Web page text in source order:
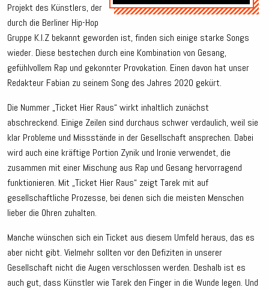
Projekt des Künstlers, der
durch die Berliner Hip-Hop
Gruppe K.I.Z bekannt geworden ist, finden sich einige starke Songs
wieder. Diese bestechen durch eine Kombination von Gesang,
gefühlvollem Rap und gekonnter Provokation. Einen davon hat unser
Redakteur Fabian zu seinem Song des Jahres 2020 gekürt.
Die Nummer „Ticket Hier Raus“ wirkt inhaltlich zunächst
abschreckend. Einige Zeilen sind durchaus schwer verdaulich, weil sie
klar Probleme und Missstände in der Gesellschaft ansprechen. Dabei
wird auch eine kräftige Portion Zynik und Ironie verwendet, die
zusammen mit einer Mischung aus Rap und Gesang hervorragend
funktionieren. Mit „Ticket Hier Raus“ zeigt Tarek mit auf
gesellschaftliche Prozesse, bei denen sich die meisten Menschen
lieber die Ohren zuhalten.
Manche wünschen sich ein Ticket aus diesem Umfeld heraus, das es
aber nicht gibt. Vielmehr sollten vor den Defiziten in unserer
Gesellschaft nicht die Augen verschlossen werden. Deshalb ist es
auch gut, dass Künstler wie Tarek den Finger in die Wunde legen. Und